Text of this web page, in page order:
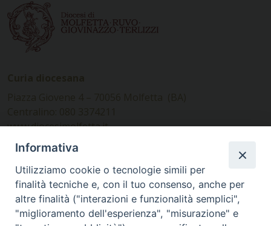
www.diocesimolfetta.it –
diocesimolfetta@pec.chiesacattolica.it
Ufficio Comunicazioni sociali
Piazza Giovene 4 – 70056 Molfetta (BA)
comunicazionisociali@diocesimolfetta.it
Informativa
Utilizziamo cookie o tecnologie simili per
finalità tecniche e, con il tuo consenso, anche per
altre finalità ("interazioni e funzionalità semplici",
"miglioramento dell'esperienza", "misurazione" e